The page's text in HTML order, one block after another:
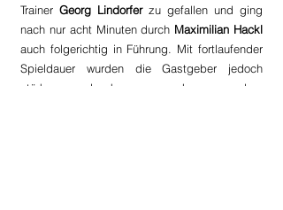
Trainer Georg Lindorfer zu gefallen und ging
nach nur acht Minuten durch Maximilian Hackl
auch folgerichtig in Führung. Mit fortlaufender
Spieldauer wurden die Gastgeber jedoch
stärker und kamen noch vor dem